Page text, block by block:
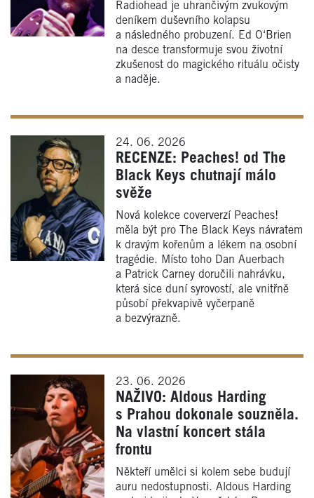
Radiohead je uhrančivým zvukovým
deníkem duševního kolapsu
a následného probuzení. Ed O‘Brien
na desce transformuje svou životní
zkušenost do magického rituálu očisty
a naděje.
24. 06. 2026
RECENZE: Peaches! od The
Black Keys chutnají málo
svěže
Nová kolekce coververzí Peaches!
měla být pro The Black Keys návratem
k dravým kořenům a lékem na osobní
tragédie. Místo toho Dan Auerbach
a Patrick Carney doručili nahrávku,
která sice duní syrovostí, ale vnitřně
působí překvapivě vyčerpaně
a bezvýrazně.
23. 06. 2026
NAŽIVO: Aldous Harding
s Prahou dokonale souzněla.
Na vlastní koncert stála
frontu
Někteří umělci si kolem sebe budují
auru nedostupnosti. Aldous Harding